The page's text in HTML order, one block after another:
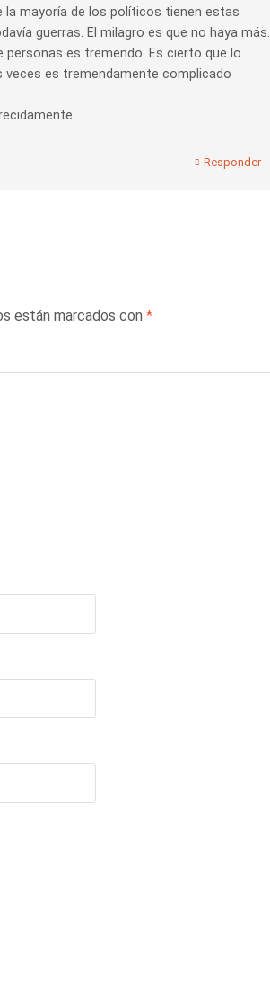
la mayoría de los políticos tienen estas
guerras. El milagro es que no haya más.
personas es tremendo. Es cierto que lo
veces es tremendamente complicado
Responder
están marcados con *